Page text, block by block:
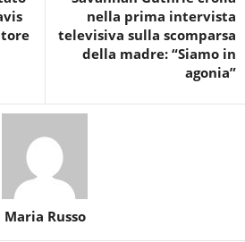
nella prima intervista
televisiva sulla scomparsa
della madre: “Siamo in
agonia”
Maria Russo